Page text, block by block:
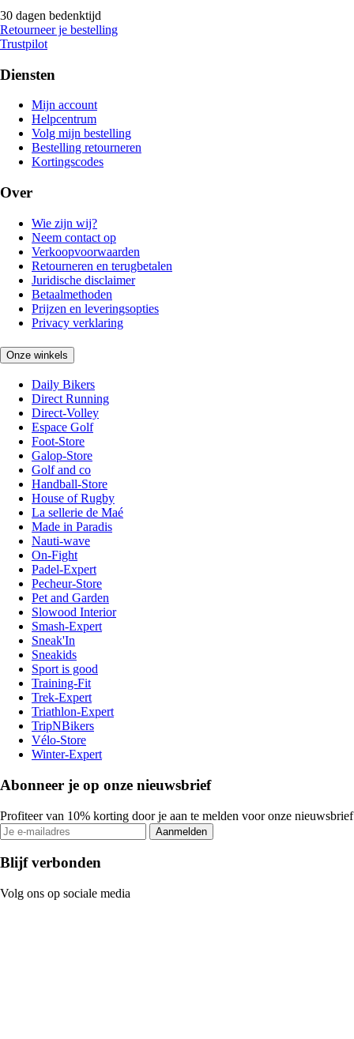
30 dagen bedenktijd
Retourneer je bestelling
Trustpilot
Diensten
Mijn account
Helpcentrum
Volg mijn bestelling
Bestelling retourneren
Kortingscodes
Over
Wie zijn wij?
Neem contact op
Verkoopvoorwaarden
Retourneren en terugbetalen
Juridische disclaimer
Betaalmethoden
Prijzen en leveringsopties
Privacy verklaring
Onze winkels
Daily Bikers
Direct Running
Direct-Volley
Espace Golf
Foot-Store
Galop-Store
Golf and co
Handball-Store
House of Rugby
La sellerie de Maé
Made in Paradis
Nauti-wave
On-Fight
Padel-Expert
Pecheur-Store
Pet and Garden
Slowood Interior
Smash-Expert
Sneak'In
Sneakids
Sport is good
Training-Fit
Trek-Expert
Triathlon-Expert
TripNBikers
Vélo-Store
Winter-Expert
Abonneer je op onze nieuwsbrief
Profiteer van 10% korting door je aan te melden voor onze nieuwsbrief
Aanmelden
Blijf verbonden
Volg ons op sociale media